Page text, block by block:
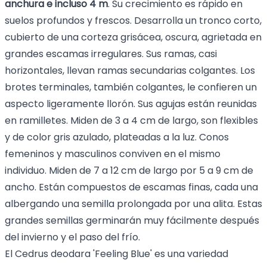
anchura e incluso 4 m. Su crecimiento es rápido en
suelos profundos y frescos. Desarrolla un tronco corto,
cubierto de una corteza grisácea, oscura, agrietada en
grandes escamas irregulares. Sus ramas, casi
horizontales, llevan ramas secundarias colgantes. Los
brotes terminales, también colgantes, le confieren un
aspecto ligeramente llorón. Sus agujas están reunidas
en ramilletes. Miden de 3 a 4 cm de largo, son flexibles
y de color gris azulado, plateadas a la luz. Conos
femeninos y masculinos conviven en el mismo
individuo. Miden de 7 a 12 cm de largo por 5 a 9 cm de
ancho. Están compuestos de escamas finas, cada una
albergando una semilla prolongada por una alita. Estas
grandes semillas germinarán muy fácilmente después
del invierno y el paso del frío.
El Cedrus deodara 'Feeling Blue' es una variedad